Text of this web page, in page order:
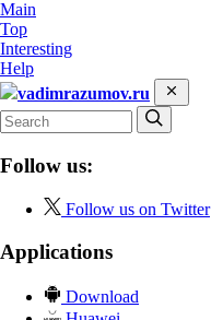
Main
Top
Interesting
Help
vadimrazumov.ru
Follow us:
Follow us on Twitter
Applications
Download